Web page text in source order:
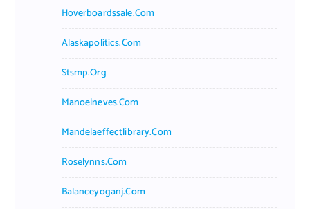
Hoverboardssale.com
Alaskapolitics.com
Stsmp.org
Manoelneves.com
Mandelaeffectlibrary.com
Roselynns.com
Balanceyoganj.com